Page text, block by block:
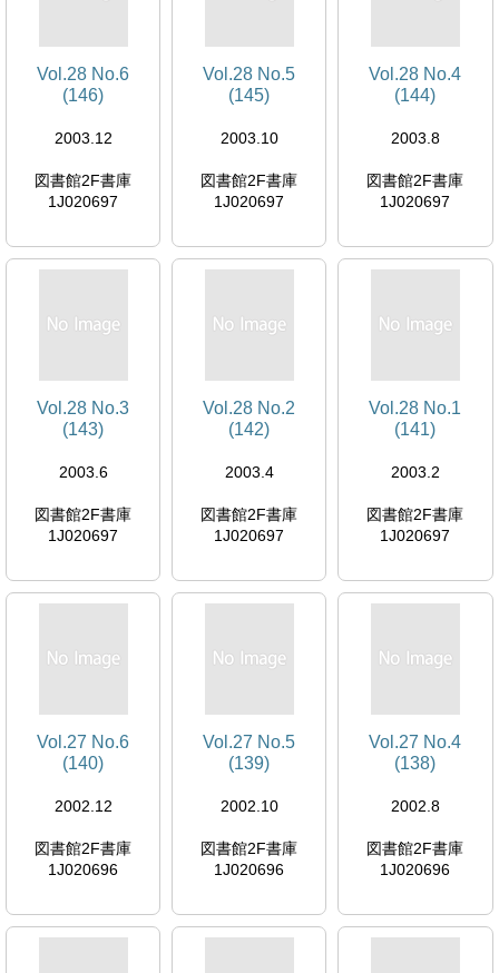
Vol.28 No.6
(146)
2003.12
図書館2F書庫
1J020697
Vol.28 No.5
(145)
2003.10
図書館2F書庫
1J020697
Vol.28 No.4
(144)
2003.8
図書館2F書庫
1J020697
Vol.28 No.3
(143)
2003.6
図書館2F書庫
1J020697
Vol.28 No.2
(142)
2003.4
図書館2F書庫
1J020697
Vol.28 No.1
(141)
2003.2
図書館2F書庫
1J020697
Vol.27 No.6
(140)
2002.12
図書館2F書庫
1J020696
Vol.27 No.5
(139)
2002.10
図書館2F書庫
1J020696
Vol.27 No.4
(138)
2002.8
図書館2F書庫
1J020696